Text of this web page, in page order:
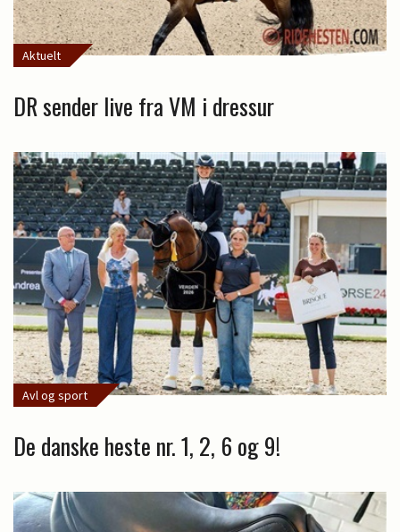
Aktuelt
DR sender live fra VM i dressur
Avl og sport
De danske heste nr. 1, 2, 6 og 9!